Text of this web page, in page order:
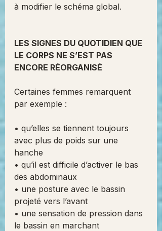
à modifier le schéma global.
LES SIGNES DU QUOTIDIEN QUE
LE CORPS NE S’EST PAS
ENCORE RÉORGANISÉ
Certaines femmes remarquent
par exemple :
• qu’elles se tiennent toujours
avec plus de poids sur une
hanche
• qu’il est difficile d’activer le bas
des abdominaux
• une posture avec le bassin
projeté vers l’avant
• une sensation de pression dans
le bassin en marchant